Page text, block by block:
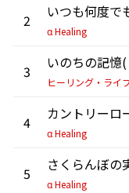
2
α Healing
3
ヒーリング・ライ
4
α Healing
5
α Healing